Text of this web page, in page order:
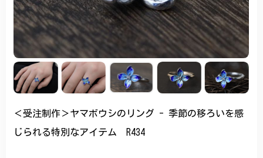
＜受注制作＞ヤマボウシのリング - 季節の移ろいを感
じられる特別なアイテム R434